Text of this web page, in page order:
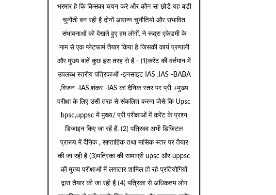
भरमार है कि किसका चयन करे और कौन सा छोडें यह बडी
चुनौती बन रही है दोनों आसन्न चुनौतियों और संभावित
संभावनाओं को देखते हुए हम लोगों. ने रूद्रा एकेडमी के
नाम से एक प्लेटफार्म तैयार किया है जिसकी कार्य प्रणाली
और मुख्य बातें कुछ इस तरह से है - (1)करेंट की वर्तमान में
उपलब्ध स्तरीय पत्रिकाओं -इनसाइट IAS ,IAS -BABA
,विजन -IAS,शंकर -IAS का दैनिक स्तर पर प्री +मुख्य
परीक्षा के लिए उसी तरह से संकलित करना जैसे कि Upsc
bpsc,uppsc में मुख्य/ प्री परीक्षाओं में करेंट के प्रश्न
डिजाइन किए जा रहें हैं. (2) पत्रिका अभी डिजिटल
प्रारूप में दैनिक , साप्ताहिक तथा मासिक स्तर पर तैयार
की जा रही है (3)पत्रिका की सामाग्री upsc और uppsc
की मुख्य परीक्षाओं में लगातार शामिल हो रहे प्रतियोगियों
द्वारा तैयार की जा रही है (4) पत्रिका से अधिकतम लोग